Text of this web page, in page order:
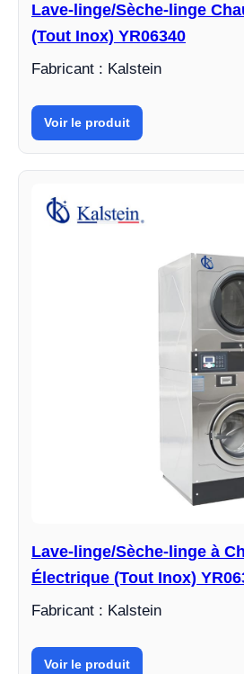
Lave-linge/Sèche-linge
(Tout Inox) YR06340
Fabricant : Kalstein
Voir le produit
Lave-linge/Sèche-linge à
Électrique (Tout Inox)
Fabricant : Kalstein
Voir le produit